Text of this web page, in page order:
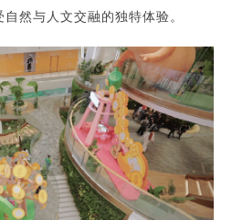
然与人文交融的独特体验。